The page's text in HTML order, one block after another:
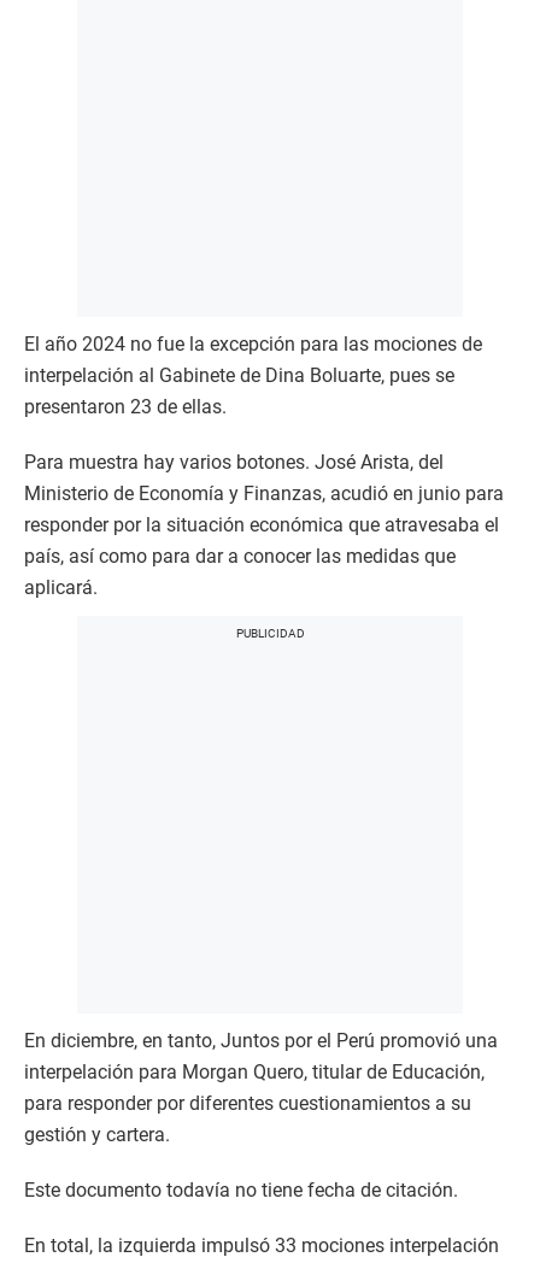
El año 2024 no fue la excepción para las mociones de
interpelación al Gabinete de Dina Boluarte, pues se
presentaron 23 de ellas.
Para muestra hay varios botones. José Arista, del
Ministerio de Economía y Finanzas, acudió en junio para
responder por la situación económica que atravesaba el
país, así como para dar a conocer las medidas que
aplicará.
En diciembre, en tanto, Juntos por el Perú promovió una
interpelación para Morgan Quero, titular de Educación,
para responder por diferentes cuestionamientos a su
gestión y cartera.
Este documento todavía no tiene fecha de citación.
En total, la izquierda impulsó 33 mociones interpelación